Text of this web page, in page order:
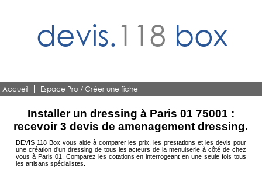
devis.118 box
Accueil Espace Pro / Créer une fiche
Installer un dressing à Paris 01 75001 :
recevoir 3 devis de amenagement dressing.
DEVIS 118 Box vous aide à comparer les prix, les prestations et les devis pour
une création d’un dressing de tous les acteurs de la menuiserie à côté de chez
vous à Paris 01. Comparez les cotations en interrogeant en une seule fois tous
les artisans spécialistes.